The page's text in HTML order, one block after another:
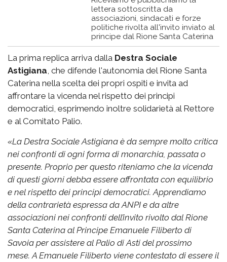
lettera sottoscritta da
associazioni, sindacati e forze
politiche rivolta all'invito inviato al
principe dal Rione Santa Caterina
La prima replica arriva dalla Destra Sociale
Astigiana , che difende l'autonomia del Rione Santa
Caterina nella scelta dei propri ospiti e invita ad
affrontare la vicenda nel rispetto dei principi
democratici, esprimendo inoltre solidarietà al Rettore
e al Comitato Palio.
«La Destra Sociale Astigiana è da sempre molto critica
nei confronti di ogni forma di monarchia, passata o
presente. Proprio per questo riteniamo che la vicenda
di questi giorni debba essere affrontata con equilibrio
e nel rispetto dei principi democratici. Apprendiamo
della contrarietà espressa da ANPI e da altre
associazioni nei confronti dell’invito rivolto dal Rione
Santa Caterina al Principe Emanuele Filiberto di
Savoia per assistere al Palio di Asti del prossimo
mese. A Emanuele Filiberto viene contestato di essere il